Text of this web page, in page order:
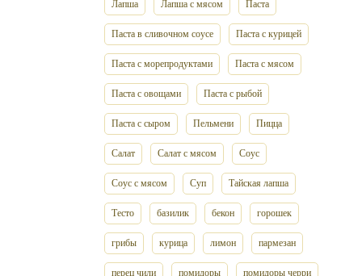
Лапша Лапша с мясом Паста
Паста в сливочном соусе Паста с курицей
Паста с морепродуктами Паста с мясом
Паста с овощами Паста с рыбой
Паста с сыром Пельмени Пицца
Салат Салат с мясом Соус
Соус с мясом Суп Тайская лапша
Тесто базилик бекон горошек
грибы курица лимон пармезан
перец чили помидоры помидоры черри